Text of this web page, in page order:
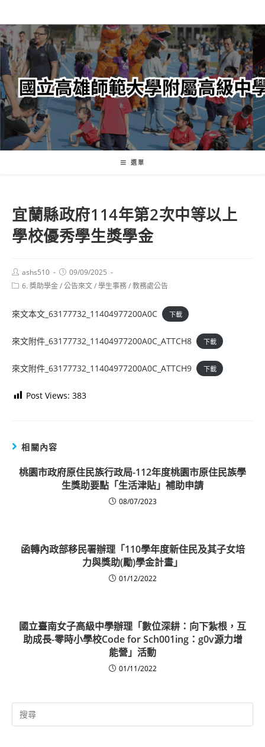
轉
至
主
內
容
選單
宜蘭縣政府114年第2次中等以上
學校優秀學生獎學金
Post
author:
ashs510
Post
published:
09/09/2025
Post6. 獎助學金/公告來文/學生事務/教務處公告
來文本文_63177732_11404977200A0C 下載
來文附件_63177732_11404977200A0C_ATTCH8 下載
來文附件_63177732_11404977200A0C_ATTCH9 下載
Post Views: 383
相關內容
桃園市政府原住民族行政局-112年度桃園市原住民族學
生獎助要點「生活津貼」補助申請
08/07/2023
函轉內政部移民署辦理「110學年度新住民及其子女培
力與獎助(勵)學金計畫」
01/12/2022
國立臺南女子高級中學辦理「數位深耕：向下紮根，互
助成長-零時小學校Code for Sch001ing：g0v源力增
能營」活動
01/11/2022
Search
for: